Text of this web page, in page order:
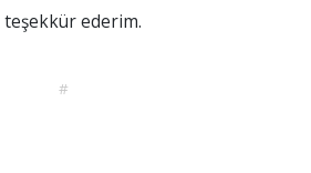
ederim.
#